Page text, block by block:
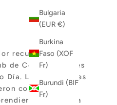
Bulgaria
(EUR €)
Burkina
Faso (XOF
Fr)
Burundi (BIF
Fr)
recurso para
de Conquistadores
Día. Los fundadores
como
desde una